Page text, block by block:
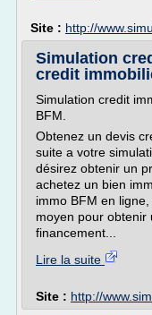
Site : http://
Simulation
credit
Simulation credit
BFM.
Obtenez un devis
suite a votre
désirez obtenir un
achetez un bien
immo BFM en
moyen pour obtenir
financement...
Lire la suite
Site : http://